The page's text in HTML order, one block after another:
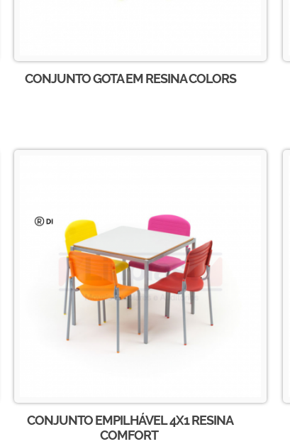
CONJUNTO GOTA EM RESINA COLORS
CONJUNTO EMPILHÁVEL 4X1 RESINA
COMFORT